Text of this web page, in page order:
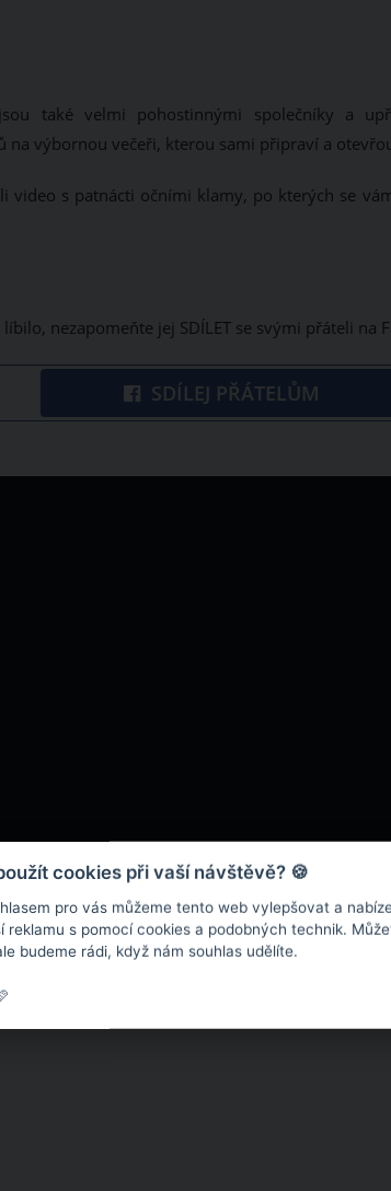
také velmi pohostinnými společníky a
na výbornou večeři, kterou sami připraví a
video s patnácti očními klamy, po kterých se
nezapomeňte jej SDÍLET se svými přáteli na
SDÍLEJ PŘÁTELŮM
cookies při vaší návštěvě? 🍪
pro vás můžeme tento web vylepšovat a
reklamu s pomocí cookies a podobných technik.
budeme rádi, když nám souhlas udělíte.